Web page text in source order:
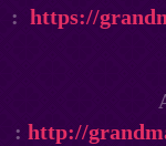
: https://
: http://